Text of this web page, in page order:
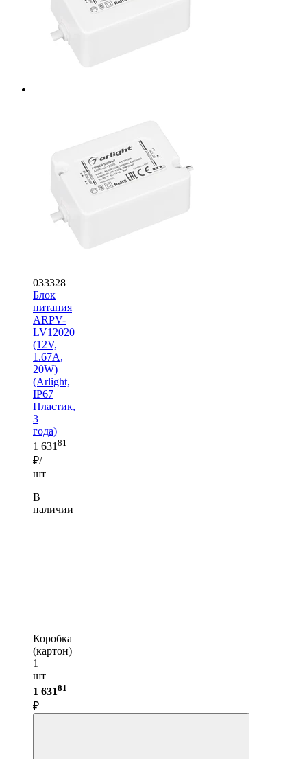
033328
Блок
питания
ARPV-
LV12020
(12V,
1.67A,
20W)
(Arlight,
IP67
Пластик,
3
года)
1 631 81
₽/
шт
В
наличии
Коробка
(картон)
1
шт —
1 63181
₽